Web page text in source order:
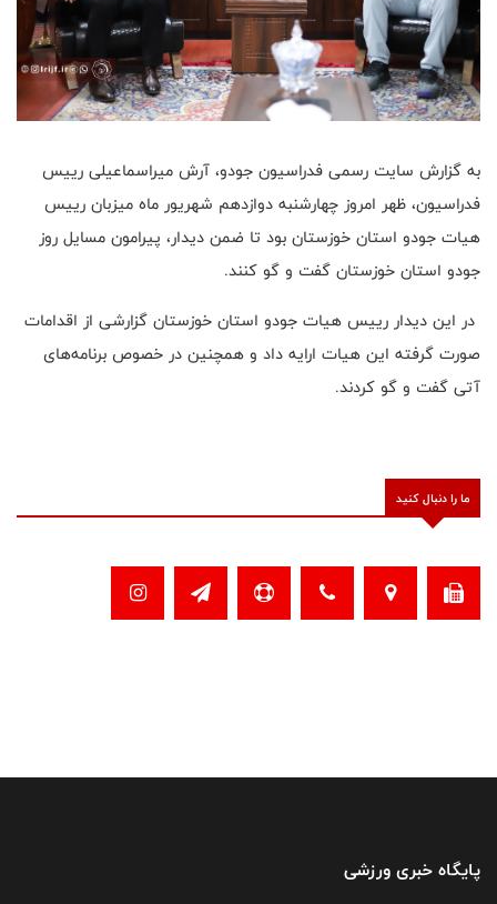
به گزارش سایت رسمی فدراسیون جودو، آرش میراسماعیلی رییس
فدراسیون، ظهر امروز چهارشنبه دوازدهم شهریور ماه میزبان رییس
هیات جودو استان خوزستان بود تا ضمن دیدار، پیرامون مسایل روز
جودو استان خوزستان گفت و گو کنند.
‎ در این دیدار رییس هیات جودو استان خوزستان گزارشی از اقدامات
صورت گرفته این هیات ارایه داد و همچنین در خصوص برنامه‌های
آتی گفت و گو کردند.
ما را دنبال کنید
پایگاه خبری ورزشی